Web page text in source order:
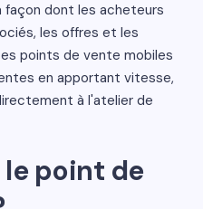
dont les acheteurs
les offres et les
points de vente mobiles
en apportant vitesse,
à l'atelier de
point de